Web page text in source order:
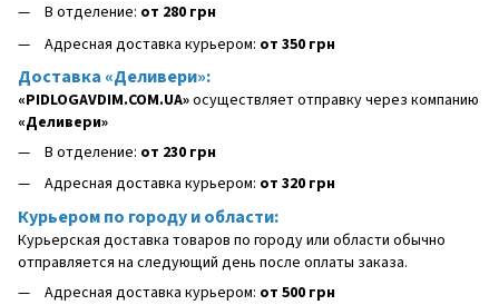
В отделение: от 280 грн
Адресная доставка курьером: от 350 грн
Доставка «Деливери»:
«PIDLOGAVDIM.COM.UA»осуществляет отправку через компанию
«Деливери»
В отделение: от 230 грн
Адресная доставка курьером: от 320 грн
Курьером по городу и области:
Курьерская доставка товаров по городу или области обычно
отправляется на следующий день после оплаты заказа.
Адресная доставка курьером: от 500 грн